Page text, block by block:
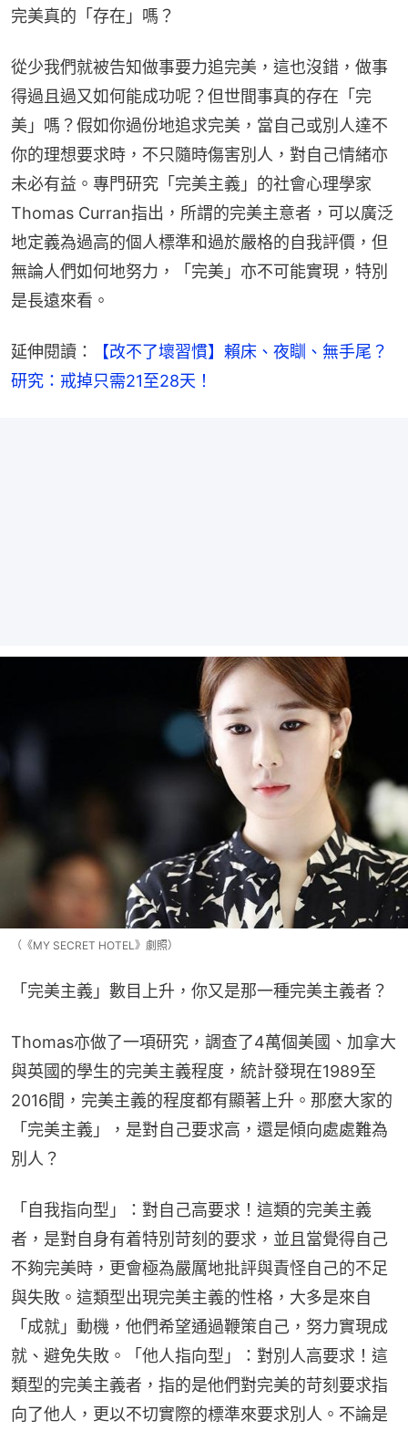
完美真的「存在」嗎？
從少我們就被告知做事要力追完美，這也沒錯，做事
得過且過又如何能成功呢？但世間事真的存在「完
美」嗎？假如你過份地追求完美，當自己或別人達不
你的理想要求時，不只隨時傷害別人，對自己情緒亦
未必有益。專門研究「完美主義」的社會心理學家
Thomas Curran指出，所謂的完美主意者，可以廣泛
地定義為過高的個人標準和過於嚴格的自我評價，但
無論人們如何地努力，「完美」亦不可能實現，特別
是長遠來看。
延伸閱讀：
【改不了壞習慣】賴床、夜瞓、無手尾？
研究：戒掉只需21至28天！
（《MY SECRET HOTEL》劇照）
「完美主義」數目上升，你又是那一種完美主義者？
Thomas亦做了一項研究，調查了4萬個美國、加拿大
與英國的學生的完美主義程度，統計發現在1989至
2016間，完美主義的程度都有顯著上升。那麼大家的
「完美主義」，是對自己要求高，還是傾向處處難為
別人？
「自我指向型」：對自己高要求！這類的完美主義
者，是對自身有着特別苛刻的要求，並且當覺得自己
不夠完美時，更會極為嚴厲地批評與責怪自己的不足
與失敗。這類型出現完美主義的性格，大多是來自
「成就」動機，他們希望通過鞭策自己，努力實現成
就、避免失敗。「他人指向型」：對別人高要求！這
類型的完美主義者，指的是他們對完美的苛刻要求指
向了他人，更以不切實際的標準來要求別人。不論是